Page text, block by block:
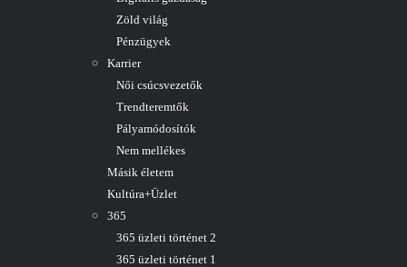
Zöld világ
Pénzügyek
Karrier
Női csúcsvezetők
Trendteremtők
Pályamódosítók
Nem mellékes
Másik életem
Kultúra+Üzlet
365
365 üzleti történet 2
365 üzleti történet 1